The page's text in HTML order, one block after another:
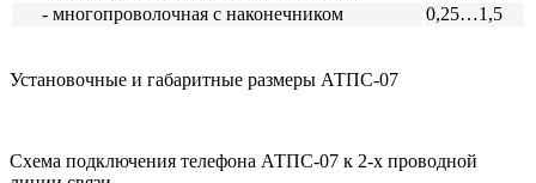
- многопроволочная с наконечником
0,25…1,5
Установочные и габаритные размеры АТПС-07
Схема подключения телефона АТПС-07 к 2-х проводной